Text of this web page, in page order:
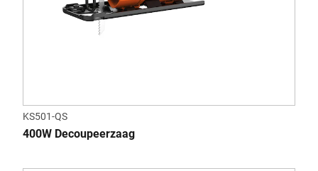
KS501-QS
400W Decoupeerzaag